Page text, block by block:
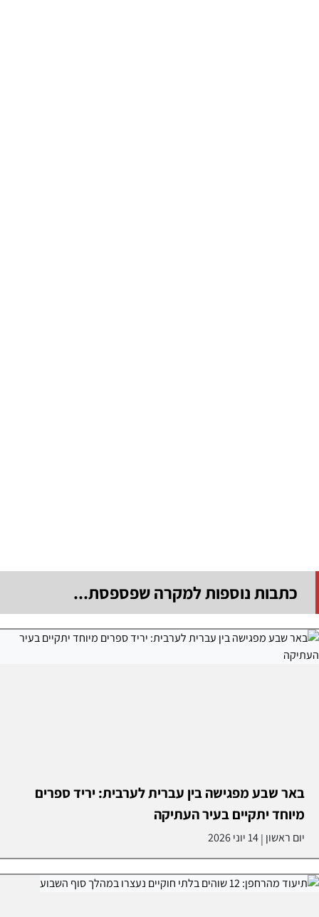
כתבות נוספות למקרה שפספסת...
באר שבע מפגישה בין עברית לערבית: יריד ספרים
מיוחד יתקיים בעיר העתיקה
יום ראשון |14 יוני 2026